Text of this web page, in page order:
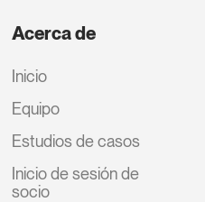
Acerca de
Inicio
Equipo
Estudios de casos
Inicio de sesión de
socio